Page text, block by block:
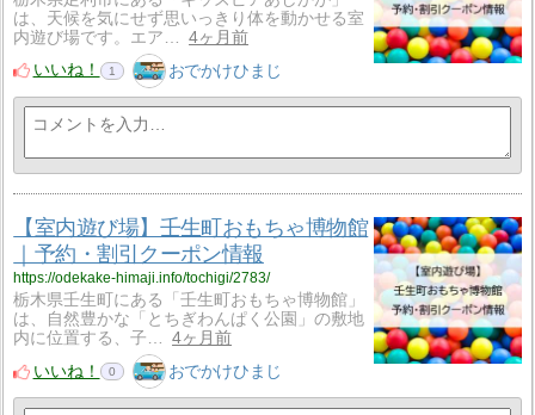
は、天候を気にせず思いっきり体を動かせる室
内遊び場です。エア…
4ヶ月前
いいね！
1 おでかけひまじ
【室内遊び場】壬生町おもちゃ博物館
｜予約・割引クーポン情報
https://odekake-himaji.info/tochigi/2783/
栃木県壬生町にある「壬生町おもちゃ博物館」
は、自然豊かな「とちぎわんぱく公園」の敷地
内に位置する、子…
4ヶ月前
いいね！
0 おでかけひまじ